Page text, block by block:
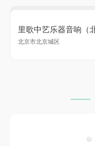
里歌中艺乐器音响（
北京市北京城区